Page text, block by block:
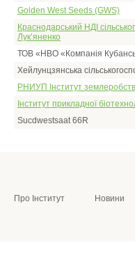
Golden West Seeds (GWS)
Краснодарський НДІ
Лук’яненко
ТОВ «НВО «Компанія
Хейлунцзянська
РНИУП Інститут
Інститут прикладної
Sucdwestsaat 66R
Про Інститут Новини